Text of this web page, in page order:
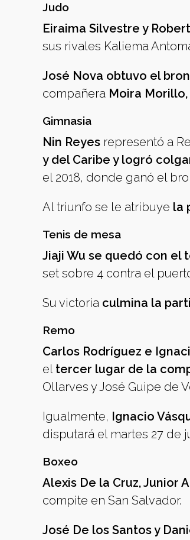
Judo
Eiraima Silvestre y
sus rivales Kaliema
José Nova obtuvo el
compañera Moira
Gimnasia
Nin Reyes representó a
y del Caribe y logró
el 2018, donde ganó el
Al triunfo se le atribuye la
Tenis de mesa
Jiaji Wu se quedó con el
set sobre 4 contra el
Su victoria culmina la
Remo
Carlos Rodríguez e
el tercer lugar de la
Ollarves y José Guipe de
Igualmente, Ignacio
disputará el martes 27 de
Boxeo
Alexis De la Cruz, Junior
compite en San Salvador.
José De los Santos y